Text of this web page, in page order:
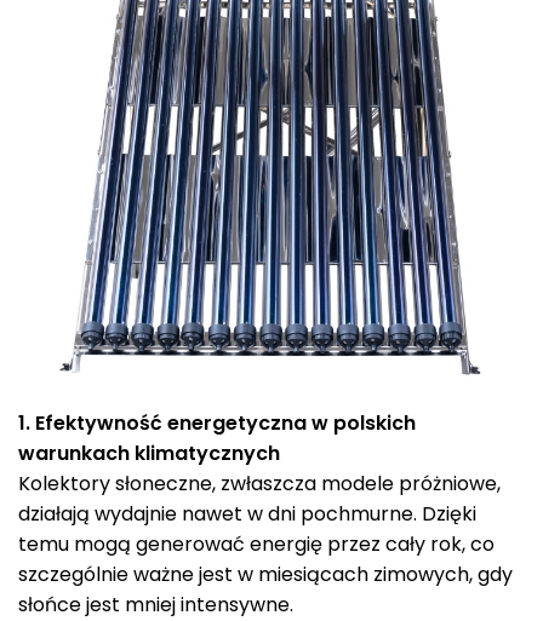
1. Efektywność energetyczna w polskich
warunkach klimatycznych
Kolektory słoneczne, zwłaszcza modele próżniowe,
działają wydajnie nawet w dni pochmurne. Dzięki
temu mogą generować energię przez cały rok, co
szczególnie ważne jest w miesiącach zimowych, gdy
słońce jest mniej intensywne.